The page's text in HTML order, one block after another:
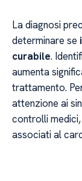
La diagnosi
determinare se
curabile.
aumenta
trattamento.
attenzione ai
controlli
associati al